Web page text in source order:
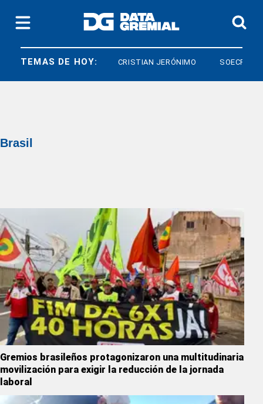
TEMAS DE HOY:
DIARCO CRISTIAN JERÓNIMO SOECRA
Brasil
Gremios brasileños protagonizaron una multitudinaria
movilización para exigir la reducción de la jornada
laboral